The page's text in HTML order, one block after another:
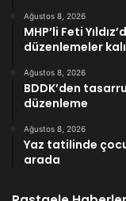
Ağustos 8, 2026
MHP’li Feti
düzenlemeler
Ağustos 8, 2026
BDDK’den
düzenleme
Ağustos 8, 2026
Yaz tatilinde
arada